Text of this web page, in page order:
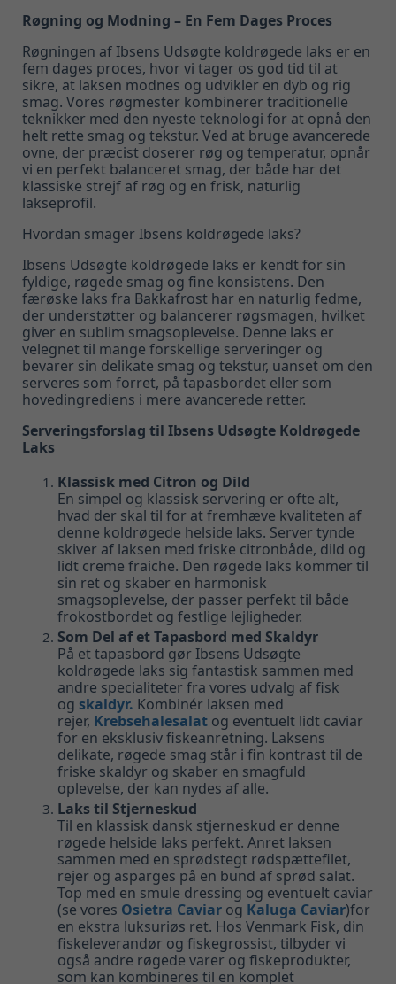
Røgning og Modning – En Fem Dages Proces
Røgningen af Ibsens Udsøgte koldrøgede laks er en
fem dages proces, hvor vi tager os god tid til at
sikre, at laksen modnes og udvikler en dyb og rig
smag. Vores røgmester kombinerer traditionelle
teknikker med den nyeste teknologi for at opnå den
helt rette smag og tekstur. Ved at bruge avancerede
ovne, der præcist doserer røg og temperatur, opnår
vi en perfekt balanceret smag, der både har det
klassiske strejf af røg og en frisk, naturlig
lakseprofil.
Hvordan smager Ibsens koldrøgede laks?
Ibsens Udsøgte koldrøgede laks er kendt for sin
fyldige, røgede smag og fine konsistens. Den
færøske laks fra Bakkafrost har en naturlig fedme,
der understøtter og balancerer røgsmagen, hvilket
giver en sublim smagsoplevelse. Denne laks er
velegnet til mange forskellige serveringer og
bevarer sin delikate smag og tekstur, uanset om den
serveres som forret, på tapasbordet eller som
hovedingrediens i mere avancerede retter.
Serveringsforslag til Ibsens Udsøgte Koldrøgede
Laks
Klassisk med Citron og Dild
En simpel og klassisk servering er ofte alt,
hvad der skal til for at fremhæve kvaliteten af
denne koldrøgede helside laks. Server tynde
skiver af laksen med friske citronbåde, dild og
lidt creme fraiche. Den røgede laks kommer til
sin ret og skaber en harmonisk
smagsoplevelse, der passer perfekt til både
frokostbordet og festlige lejligheder.
Som Del af et Tapasbord med Skaldyr
På et tapasbord gør Ibsens Udsøgte
koldrøgede laks sig fantastisk sammen med
andre specialiteter fra vores udvalg af fisk
og skaldyr. Kombinér laksen med
rejer, Krebsehalesalat og eventuelt lidt caviar
for en eksklusiv fiskeanretning. Laksens
delikate, røgede smag står i fin kontrast til de
friske skaldyr og skaber en smagfuld
oplevelse, der kan nydes af alle.
Laks til Stjerneskud
Til en klassisk dansk stjerneskud er denne
røgede helside laks perfekt. Anret laksen
sammen med en sprødstegt rødspættefilet,
rejer og asparges på en bund af sprød salat.
Top med en smule dressing og eventuelt caviar
(se vores Osietra Caviar og Kaluga Caviar)for
en ekstra luksuriøs ret. Hos Venmark Fisk, din
fiskeleverandør og fiskegrossist, tilbyder vi
også andre røgede varer og fiskeprodukter,
som kan kombineres til en komplet